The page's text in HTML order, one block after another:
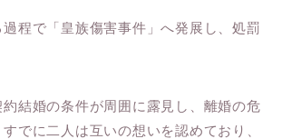
程で「皇族傷害事件」へ発展し、処罰
結婚の条件が周囲に露見し、離婚の危
でに二人は互いの想いを認めており、